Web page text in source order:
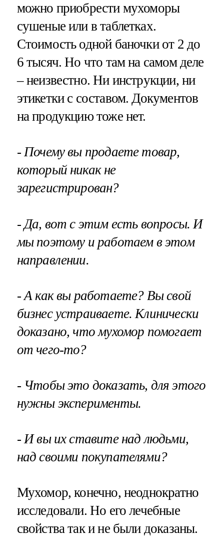
можно приобрести мухоморы
сушеные или в таблетках.
Стоимость одной баночки от 2 до
6 тысяч. Но что там на самом деле
– неизвестно. Ни инструкции, ни
этикетки с составом. Документов
на продукцию тоже нет.
- Почему вы продаете товар,
который никак не
зарегистрирован?
- Да, вот с этим есть вопросы. И
мы поэтому и работаем в этом
направлении.
- А как вы работаете? Вы свой
бизнес устраиваете. Клинически
доказано, что мухомор помогает
от чего-то?
- Чтобы это доказать, для этого
нужны эксперименты.
- И вы их ставите над людьми,
над своими покупателями?
Мухомор, конечно, неоднократно
исследовали. Но его лечебные
свойства так и не были доказаны.